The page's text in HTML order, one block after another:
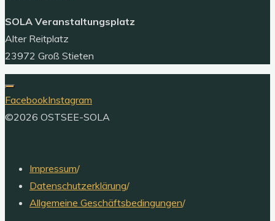
SOLA Veranstaltungsplatz
Alter Reitplatz
23972 Groß Stieten
FacebookInstagram
©2026 OSTSEE-SOLA
Impressum/
Datenschutzerklärung/
Allgemeine Geschäftsbedingungen/